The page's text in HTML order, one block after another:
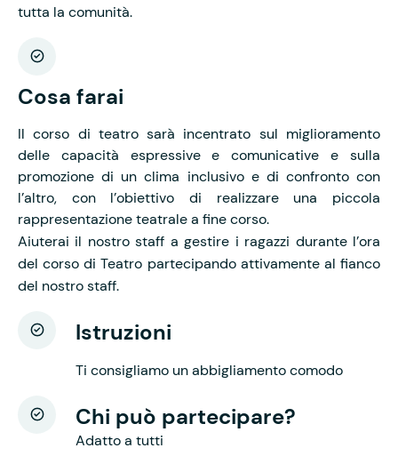
tutta la comunità.
Cosa farai
Il corso di teatro sarà incentrato sul miglioramento
delle capacità espressive e comunicative e sulla
promozione di un clima inclusivo e di confronto con
l’altro, con l’obiettivo di realizzare una piccola
rappresentazione teatrale a fine corso.
Aiuterai il nostro staff a gestire i ragazzi durante l’ora
del corso di Teatro partecipando attivamente al fianco
del nostro staff.
Istruzioni
Ti consigliamo un abbigliamento comodo
Chi può partecipare?
Adatto a tutti